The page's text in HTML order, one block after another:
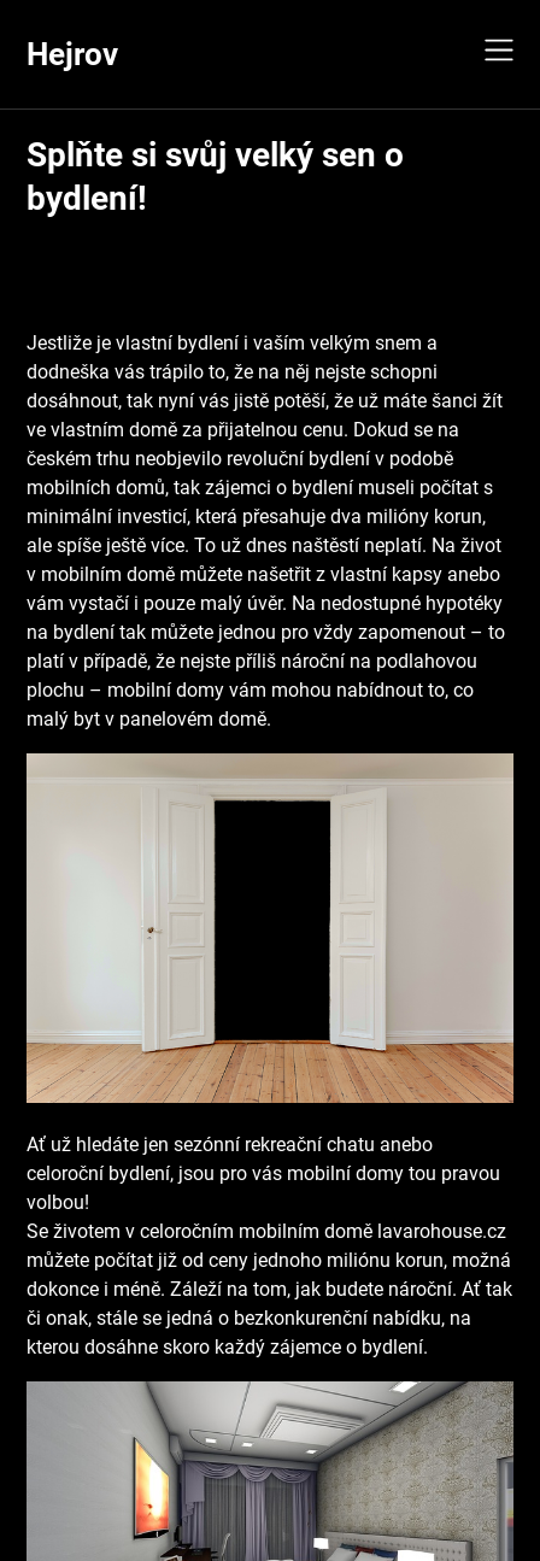
content
Hejrov
Splňte si svůj velký sen o
bydlení!
Jestliže je vlastní bydlení i vaším velkým snem a
dodneška vás trápilo to, že na něj nejste schopni
dosáhnout, tak nyní vás jistě potěší, že už máte šanci žít
ve vlastním domě za přijatelnou cenu. Dokud se na
českém trhu neobjevilo revoluční bydlení v podobě
mobilních domů, tak zájemci o bydlení museli počítat s
minimální investicí, která přesahuje dva milióny korun,
ale spíše ještě více. To už dnes naštěstí neplatí. Na život
v mobilním domě můžete našetřit z vlastní kapsy anebo
vám vystačí i pouze malý úvěr. Na nedostupné hypotéky
na bydlení tak můžete jednou pro vždy zapomenout – to
platí v případě, že nejste příliš nároční na podlahovou
plochu – mobilní domy vám mohou nabídnout to, co
malý byt v panelovém domě.
Ať už hledáte jen sezónní rekreační chatu anebo
celoroční bydlení, jsou pro vás mobilní domy tou pravou
volbou!
Se životem vceloročním mobilním domě lavarohouse.cz
můžete počítat již od ceny jednoho miliónu korun, možná
dokonce i méně. Záleží na tom, jak budete nároční. Ať tak
či onak, stále se jedná o bezkonkurenční nabídku, na
kterou dosáhne skoro každý zájemce o bydlení.